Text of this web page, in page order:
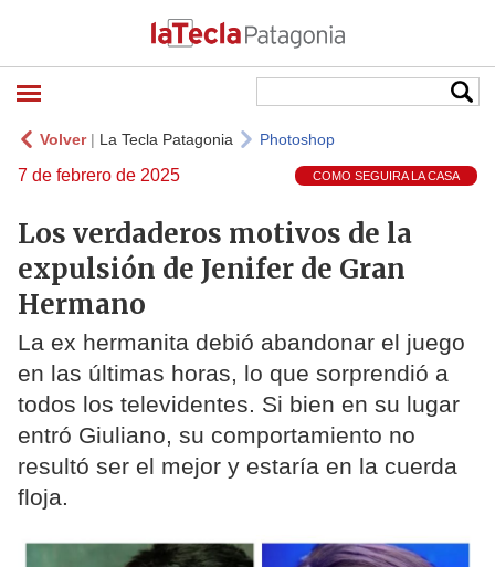
Volver| La Tecla Patagonia Photoshop
7 de febrero de 2025 COMO SEGUIRA LA CASA
Los verdaderos motivos de la
expulsión de Jenifer de Gran
Hermano
La ex hermanita debió abandonar el juego
en las últimas horas, lo que sorprendió a
todos los televidentes. Si bien en su lugar
entró Giuliano, su comportamiento no
resultó ser el mejor y estaría en la cuerda
floja.